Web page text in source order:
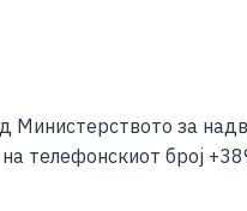
Министерството за
телефонскиот број